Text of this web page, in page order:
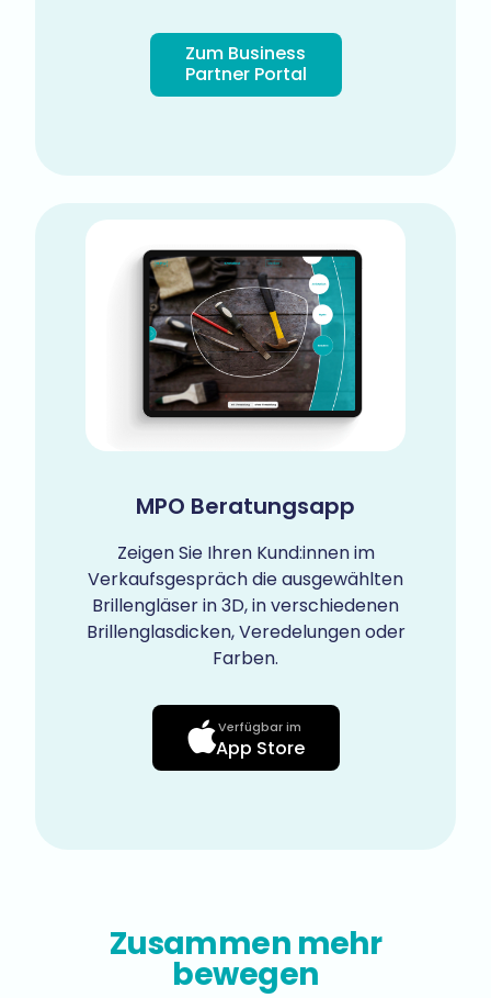
Zum Business
Partner Portal
MPO Beratungsapp
Zeigen Sie Ihren Kund:innen im
Verkaufsgespräch die ausgewählten
Brillengläser in 3D, in verschiedenen
Brillenglasdicken, Veredelungen oder
Farben.
Verfügbar im
App Store
Zusammen mehr
bewegen